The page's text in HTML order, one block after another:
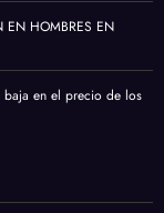
EN HOMBRES EN
baja en el precio de los